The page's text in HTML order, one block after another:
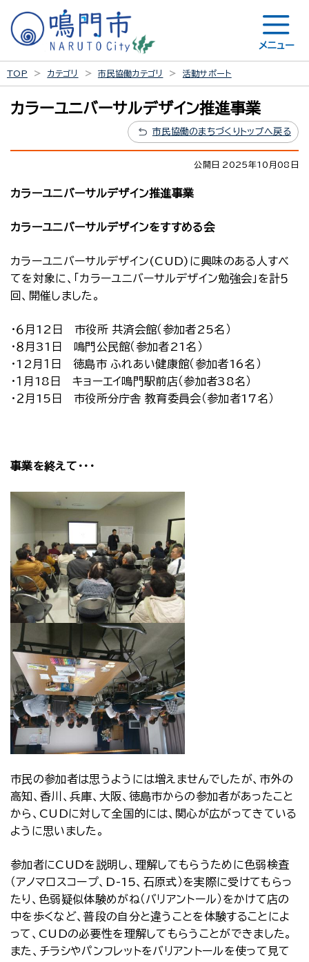
メニュー
TOP カテゴリ 市民協働カテゴリ 活動サポート
カラーユニバーサルデザイン推進事業
市民協働のまちづくりトップへ戻る
公開日 2025年10月08日
カラーユニバーサルデザイン推進事業
カラーユニバーサルデザインをすすめる会
カラーユニバーサルデザイン(CUD)に興味のある人すべ
てを対象に、「カラーユニバーサルデザイン勉強会」を計５
回、開催しました。
・６月12日 市役所 共済会館（参加者25名）
・８月31日 鳴門公民館（参加者21名）
・12月１日 徳島市 ふれあい健康館（参加者16名）
・１月18日 キョーエイ鳴門駅前店（参加者38名）
・２月15日 市役所分庁舎 教育委員会（参加者17名）
事業を終えて・・・
市民の参加者は思うようには増えませんでしたが、市外の
高知、香川、兵庫、大阪、徳島市からの参加者があったこと
から、CUDに対して全国的には、関心が広がってきている
ように思いました。
参加者にCUDを説明し、理解してもらうために色弱検査
（アノマロスコープ、D-15、石原式）を実際に受けてもらっ
たり、色弱疑似体験めがね（バリアントール）をかけて店の
中を歩くなど、普段の自分と違うことを体験することによ
って、CUDの必要性を理解してもらうことができました。
また、チラシやパンフレットをバリアントールを使って見て